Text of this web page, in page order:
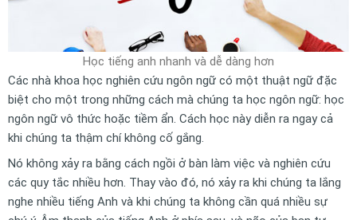
Học tiếng anh nhanh và dễ dàng hơn
Các nhà khoa học nghiên cứu ngôn ngữ có một thuật ngữ đặc
biệt cho một trong những cách mà chúng ta học ngôn ngữ: học
ngôn ngữ vô thức hoặc tiềm ẩn. Cách học này diễn ra ngay cả
khi chúng ta thậm chí không cố gắng.
Nó không xảy ra bằng cách ngồi ở bàn làm việc và nghiên cứu
các quy tắc nhiều hơn. Thay vào đó, nó xảy ra khi chúng ta lắng
nghe nhiều tiếng Anh và khi chúng ta không cần quá nhiều sự